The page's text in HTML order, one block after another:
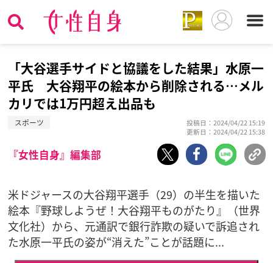
「大谷選手サイドと協議をした結果」水原一
平氏 大谷翔平の絵本から削除される…メル
カリでは1万円超え出品も
スポーツ
投稿日：2024/04/22 15:19
更新日：2024/04/22 15:38
『女性自身』編集部
米ドジャースの大谷翔平選手（29）の半生を描いた
絵本『野球しようぜ！大谷翔平ものがたり』（世界
文化社）から、元通訳で銀行詐欺の疑いで訴追され
た水原一平氏の姿が“消えた”ことが話題に...